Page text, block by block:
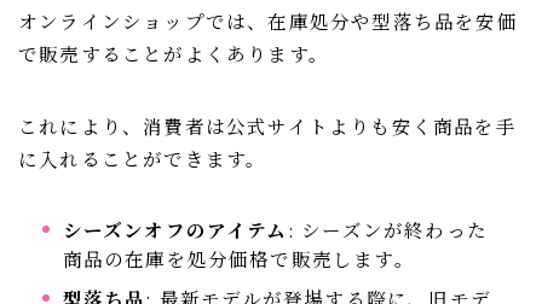
オンラインショップでは、在庫処分や型落ち品を安価
で販売することがよくあります。
これにより、消費者は公式サイトよりも安く商品を手
に入れることができます。
シーズンオフのアイテム : シーズンが終わった
商品の在庫を処分価格で販売します。
型落ち品: 最新モデルが登場する際に、旧モデ